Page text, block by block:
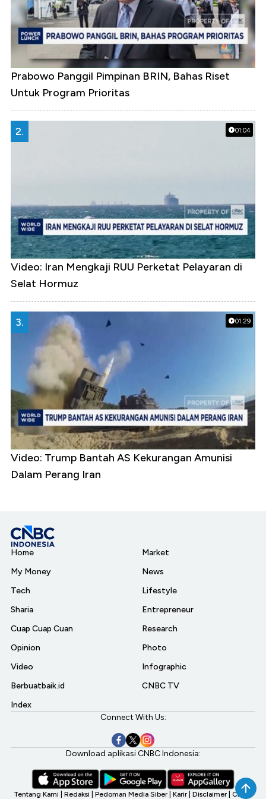
Prabowo Panggil Pimpinan BRIN, Bahas Riset
Untuk Program Prioritas
01:04
2.
Video: Iran Mengkaji RUU Perketat Pelayaran di
Selat Hormuz
01:29
3.
Video: Trump Bantah AS Kekurangan Amunisi
Dalam Perang Iran
Home
My Money
Tech
Sharia
Cuap Cuap Cuan
Opinion
Video
Berbuatbaik.id
Index
Market
News
Lifestyle
Entrepreneur
Research
Photo
Infographic
CNBC TV
Connect With Us:
Download aplikasi CNBC Indonesia:
Tentang Kami Redaksi Pedoman Media Siber Karir Disclaimer CNBC